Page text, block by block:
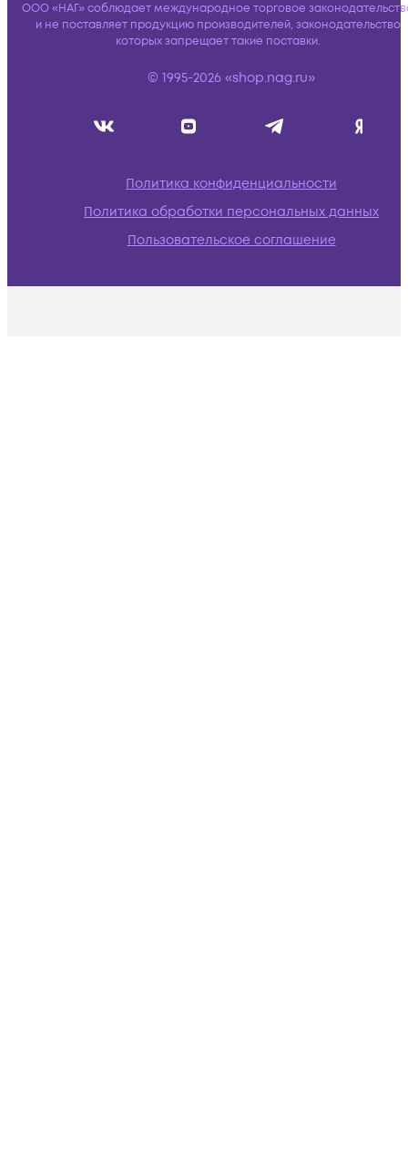
ООО «НАГ» соблюдает международное торговое
и не поставляет продукцию производителей, законодательство
которых запрещает такие поставки.
© 1995-2026 «shop.nag.ru»
Политика конфиденциальности
Политика обработки персональных данных
Пользовательское соглашение